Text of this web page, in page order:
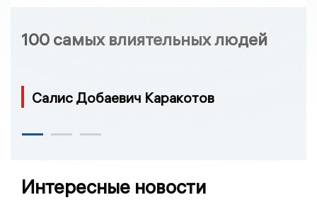
100 самых влиятельных людей
Салис Добаевич Каракотов
Интересные новости